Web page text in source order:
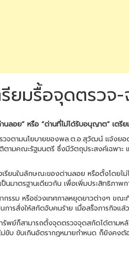
รียมรื้อจุดตรว
ย” หรือ “ด่านที่ไม่ได้รับอนุญาต” เตรีย
จตามนโยบายของพล.ต.อ.สุวัฒน์ แจ้ง
ามคณะรัฐมนตรี ซึ่งมีวัตถุประสงค์เฉพา
ยนในลักษณะของด่านลอย หรือตั้งโดย
มาตรฐานเดียวกัน เพื่อเพิ่มประสิทธิภาพ
รรม หรือช่วงเทศกาลหยุดยาวต่างๆ ขณ
การสั่งให้สกัดจับคนร้าย เมื่อสร็จภารกิจแล้
ย์ก็สามารถตั้งจุดตรวจจุดสกัดได้ตามห
ขับ ขับเกินอัตรากฎหมายกำหนด ก็ยังคงต้